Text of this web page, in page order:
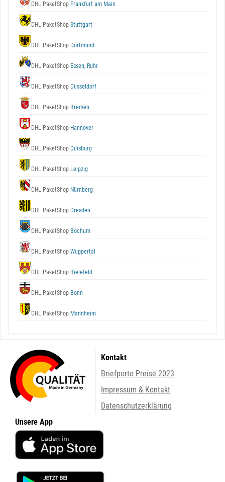
DHL PaketShop Frankfurt am Main
DHL PaketShop Stuttgart
DHL PaketShop Dortmund
DHL PaketShop Essen, Ruhr
DHL PaketShop Düsseldorf
DHL PaketShop Bremen
DHL PaketShop Hannover
DHL PaketShop Duisburg
DHL PaketShop Leipzig
DHL PaketShop Nürnberg
DHL PaketShop Dresden
DHL PaketShop Bochum
DHL PaketShop Wuppertal
DHL PaketShop Bielefeld
DHL PaketShop Bonn
DHL PaketShop Mannheim
Kontakt
Briefporto Preise 2023
Impressum & Kontakt
Datenschutzerklärung
Unsere App